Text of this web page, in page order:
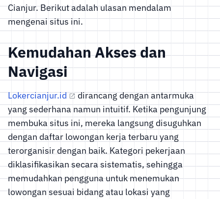
Cianjur. Berikut adalah ulasan mendalam
mengenai situs ini.
Kemudahan Akses dan
Navigasi
Lokercianjur.id
dirancang dengan antarmuka
yang sederhana namun intuitif. Ketika pengunjung
membuka situs ini, mereka langsung disuguhkan
dengan daftar lowongan kerja terbaru yang
terorganisir dengan baik. Kategori pekerjaan
diklasifikasikan secara sistematis, sehingga
memudahkan pengguna untuk menemukan
lowongan sesuai bidang atau lokasi yang